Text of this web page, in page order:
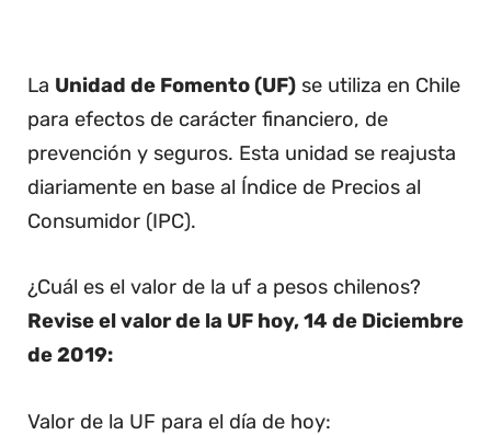
La Unidad de Fomento (UF) se utiliza en Chile
para efectos de carácter financiero, de
prevención y seguros. Esta unidad se reajusta
diariamente en base al Índice de Precios al
Consumidor (IPC).
¿Cuál es el valor de la uf a pesos chilenos?
Revise el valor de la UF hoy, 14 de Diciembre
de 2019:
Valor de la UF para el día de hoy: